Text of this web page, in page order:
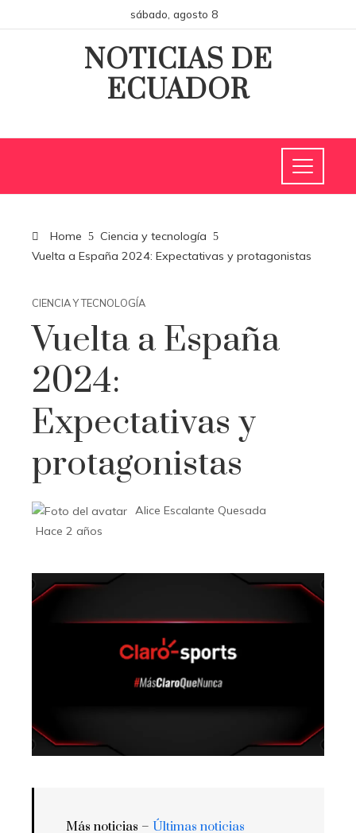
sábado, agosto 8
NOTICIAS DE
ECUADOR
Home
Ciencia y tecnología
Vuelta a España 2024: Expectativas y protagonistas
CIENCIA Y TECNOLOGÍA
Vuelta a España
2024:
Expectativas y
protagonistas
Alice Escalante Quesada
Hace 2 años
Más noticias – Últimas noticias